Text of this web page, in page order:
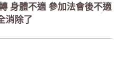
Next
身體不適 參加法會後不適
消除了